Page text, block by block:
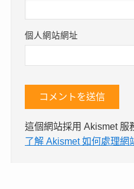
個人網站網址
這個網站採用 Akismet 服
了解 Akismet 如何處理網